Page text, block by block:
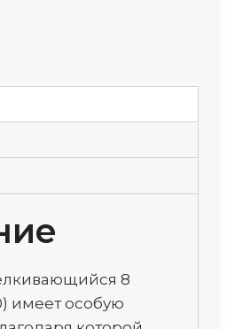
8
имеет особую